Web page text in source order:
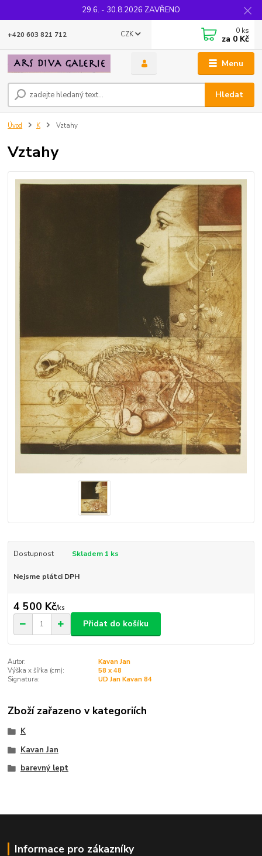
29.6. - 30.8.2026 ZAVŘENO
Menu
CZK
Hledat
+420 603 821 712 0 ks
za 0 Kč
Úvod K Vztahy
Vztahy
Dostupnost Skladem 1 ks
Nejsme plátci DPH
4 500 Kč/ks
Přidat do košíku
Autor:
Kavan Jan
Výška x šířka (cm):
58 x 48
Signatura:
UD Jan Kavan 84
Zboží zařazeno v kategoriích
K
Kavan Jan
barevný lept
Informace pro zákazníky